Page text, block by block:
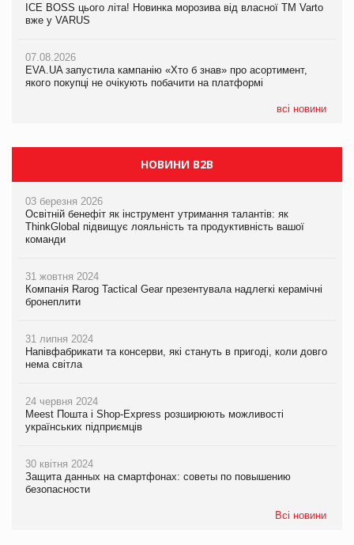
ICE BOSS цього літа! Новинка морозива від власної ТМ Varto
вже у VARUS
07.08.2026
EVA.UA запустила кампанію «Хто б знав» про асортимент,
якого покупці не очікують побачити на платформі
всі новини
ICE BOSS цього літа! Новинка морозива від власної ТМ Varto
вже у VARUS
07.08.2026
EVA.UA запустила кампанію «Хто б знав» про асортимент,
якого покупці не очікують побачити на платформі
НОВИНИ B2B
03 березня 2026
Освітній бенефіт як інструмент утримання талантів: як
ThinkGlobal підвищує лояльність та продуктивність вашої
команди
31 жовтня 2024
Компанія Rarog Tactical Gear презентувала надлегкі керамічні
бронеплити
31 липня 2024
Напівфабрикати та консерви, які стануть в пригоді, коли довго
нема світла
24 червня 2024
Meest Пошта і Shop-Express розширюють можливості
українських підприємців
30 квітня 2024
Защита данных на смартфонах: советы по повышению
безопасности
Всі новини